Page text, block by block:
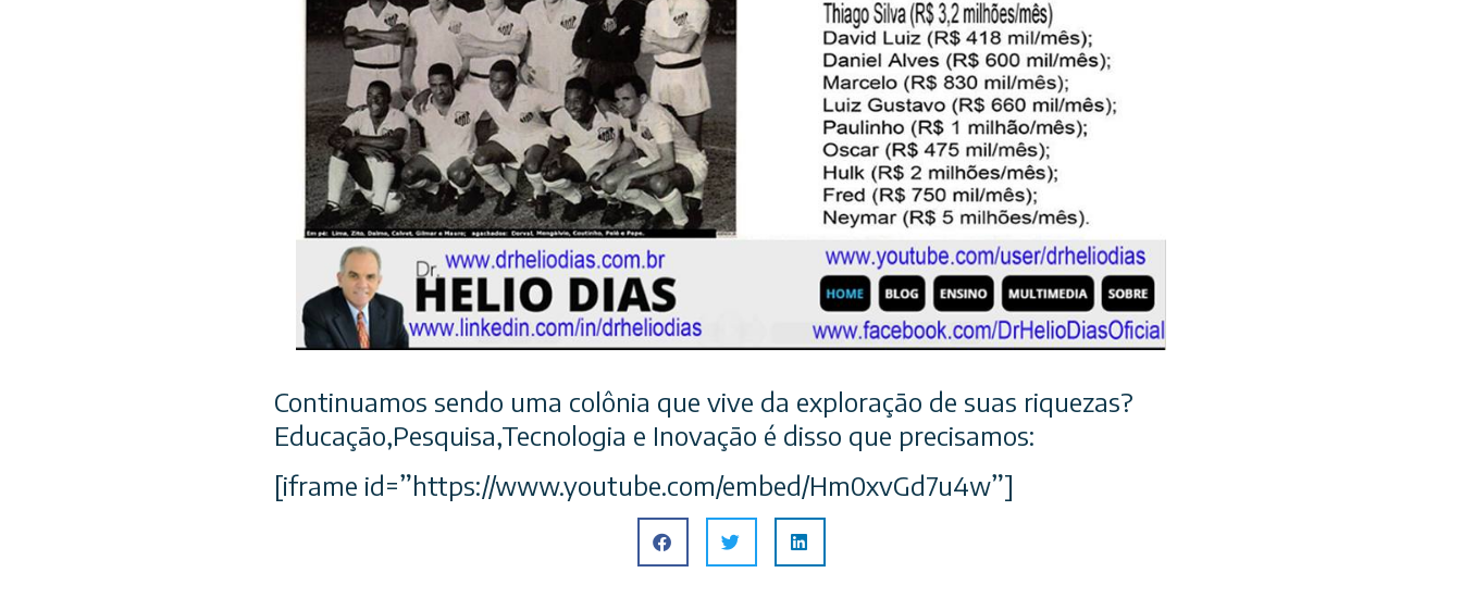
Continuamos sendo uma colônia que vive da exploração de suas riquezas?
Educação,Pesquisa,Tecnologia e Inovação é disso que precisamos:
[iframe id=”https://www.youtube.com/embed/Hm0xvGd7u4w”]